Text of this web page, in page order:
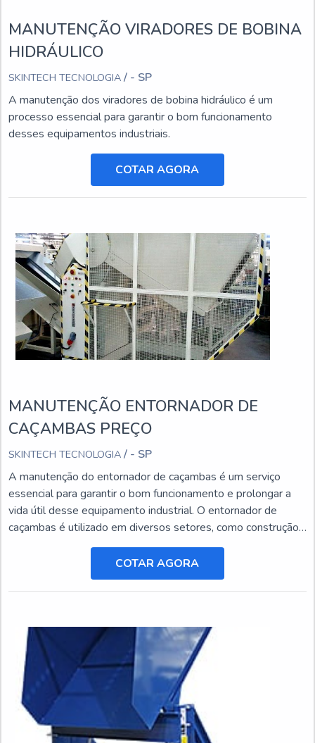
MANUTENÇÃO VIRADORES DE BOBINA
HIDRÁULICO
SKINTECH TECNOLOGIA / - SP
A manutenção dos viradores de bobina hidráulico é um
processo essencial para garantir o bom funcionamento
desses equipamentos industriais.
COTAR AGORA
MANUTENÇÃO ENTORNADOR DE
CAÇAMBAS PREÇO
SKINTECH TECNOLOGIA / - SP
A manutenção do entornador de caçambas é um serviço
essencial para garantir o bom funcionamento e prolongar a
vida útil desse equipamento industrial. O entornador de
caçambas é utilizado em diversos setores, como construção
civil, mineração e agricultura, e está sujeito a desgastes e
danos ao longo do tempo.COTAR AGORA